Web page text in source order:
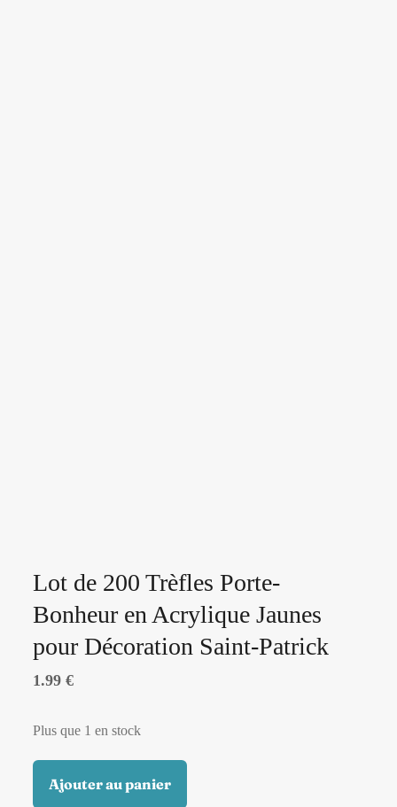
Lot de 200 Trèfles Porte-
Bonheur en Acrylique Jaunes
pour Décoration Saint-Patrick
1.99 €
Plus que 1 en stock
Ajouter au panier